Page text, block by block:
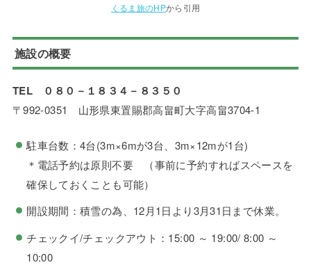
くるま旅のHPから引用
施設の概要
TEL ０８０－１８３４－８３５０
〒992-0351 山形県東置賜郡高畠町大字高畠3704-1
駐車台数：4台(3m×6mが3台、3m×12mが1台)
＊電話予約は原則不要 （事前に予約すればスペースを
確保しておくことも可能）
開設期間：積雪の為、12月1日より3月31日まで休業。
チェックイ/チェックアウト：15:00 ～ 19:00/ 8:00 ～
10:00